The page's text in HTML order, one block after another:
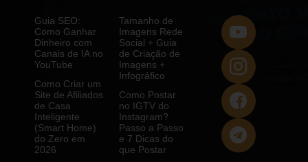
Guia SEO:
Como Ganhar
Dinheiro com
Canais de IA no
YouTube
Como Criar um
Site de Afiliados
de Casa
Inteligente
(Smart Home)
do Zero em
2026
Tamanho de
Imagens Rede
Social + Guia
de Criação de
Imagens +
Infográfico
Como Postar
no IGTV do
Instagram?
Passo a Passo
e 7 Dicas do
que Postar